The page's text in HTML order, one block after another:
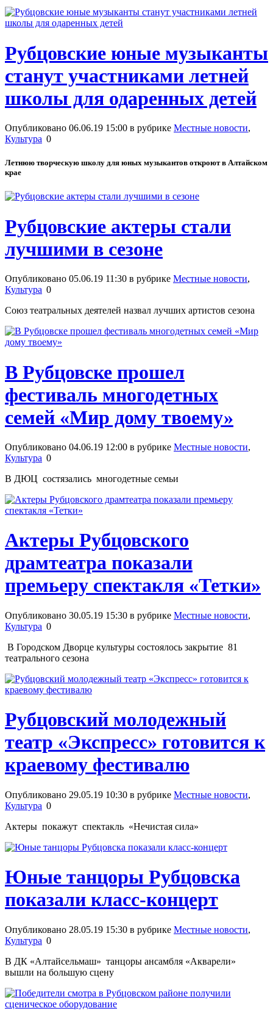
Рубцовские юные музыканты
станут участниками летней
школы для одаренных детей
Опубликовано 06.06.19 15:00 в рубрике Местные новости,
Культура 0
Летнюю творческую школу для юных музыкантов откроют в Алтайском
крае
Рубцовские актеры стали
лучшими в сезоне
Опубликовано 05.06.19 11:30 в рубрике Местные новости,
Культура 0
Союз театральных деятелей назвал лучших артистов сезона
В Рубцовске прошел
фестиваль многодетных
семей «Мир дому твоему»
Опубликовано 04.06.19 12:00 в рубрике Местные новости,
Культура 0
В ДЮЦ состязались многодетные семьи
Актеры Рубцовского
драмтеатра показали
премьеру спектакля «Тетки»
Опубликовано 30.05.19 15:30 в рубрике Местные новости,
Культура 0
В Городском Дворце культуры состоялось закрытие 81
театрального сезона
Рубцовский молодежный
театр «Экспресс» готовится к
краевому фестивалю
Опубликовано 29.05.19 10:30 в рубрике Местные новости,
Культура 0
Актеры покажут спектакль «Нечистая сила»
Юные танцоры Рубцовска
показали класс-концерт
Опубликовано 28.05.19 15:30 в рубрике Местные новости,
Культура 0
В ДК «Алтайсельмаш» танцоры ансамбля «Акварели»
вышли на большую сцену